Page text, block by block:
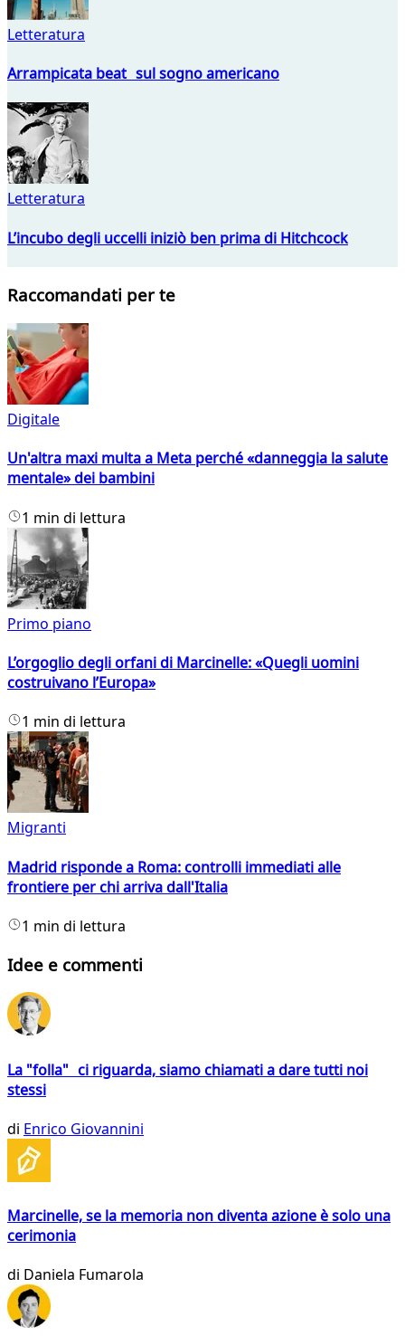
Letteratura
Arrampicata beat sul sogno americano
Letteratura
L’incubo degli uccelli iniziò ben prima di Hitchcock
Raccomandati per te
Digitale
Un'altra maxi multa a Meta perché «danneggia la salute
mentale» dei bambini
1 min di lettura
Primo piano
L’orgoglio degli orfani di Marcinelle: «Quegli uomini
costruivano l’Europa»
1 min di lettura
Migranti
Madrid risponde a Roma: controlli immediati alle
frontiere per chi arriva dall'Italia
1 min di lettura
Idee e commenti
La "folla" ci riguarda, siamo chiamati a dare tutti noi
stessi
di Enrico Giovannini
Marcinelle, se la memoria non diventa azione è solo una
cerimonia
di Daniela Fumarola